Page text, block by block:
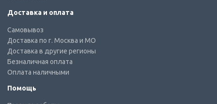
Доставка и оплата
Самовывоз
Доставка по г. Москва и МО
Доставка в другие регионы
Безналичная оплата
Оплата наличными
Помощь